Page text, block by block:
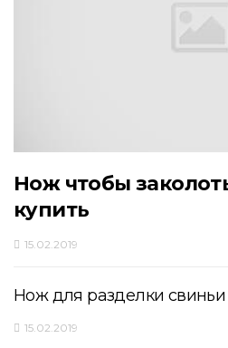
Нож чтобы
купить
15.02.2019
Нож для разделки свиньи
15.02.2019